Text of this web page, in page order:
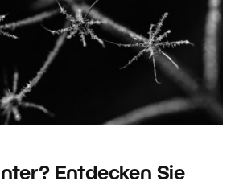
Entdecken Sie